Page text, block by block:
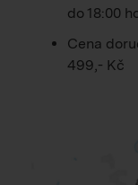
do 18:00
Cena
499,- Kč